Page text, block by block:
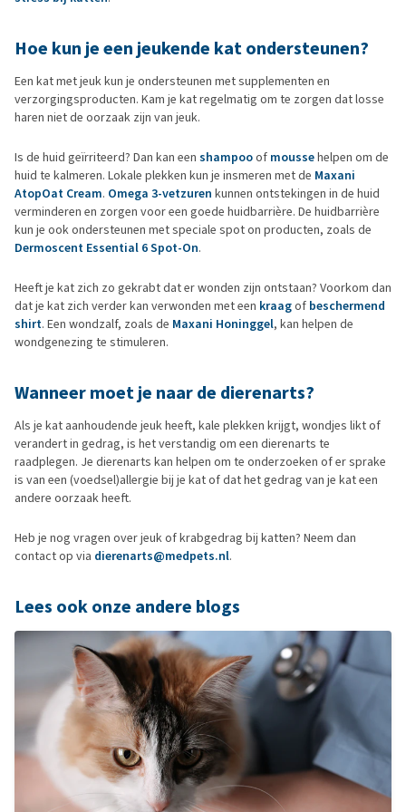
Hoe kun je een jeukende kat ondersteunen?
Een kat met jeuk kun je ondersteunen met supplementen en
verzorgingsproducten. Kam je kat regelmatig om te zorgen dat losse
haren niet de oorzaak zijn van jeuk.
Is de huid geïrriteerd? Dan kan een shampooof moussehelpen om de
huid te kalmeren. Lokale plekken kun je insmeren met de Maxani
AtopOat Cream. Omega 3-vetzuren kunnen ontstekingen in de huid
verminderen en zorgen voor een goede huidbarrière. De huidbarrière
kun je ook ondersteunen met speciale spot on producten, zoals de
Dermoscent Essential 6 Spot-On.
Heeft je kat zich zo gekrabt dat er wonden zijn ontstaan? Voorkom dan
dat je kat zich verder kan verwonden met een kraagof beschermend
shirt. Een wondzalf, zoals de Maxani Honinggel, kan helpen de
wondgenezing te stimuleren.
Wanneer moet je naar de dierenarts?
Als je kat aanhoudende jeuk heeft, kale plekken krijgt, wondjes likt of
verandert in gedrag, is het verstandig om een dierenarts te
raadplegen. Je dierenarts kan helpen om te onderzoeken of er sprake
is van een (voedsel)allergie bij je kat of dat het gedrag van je kat een
andere oorzaak heeft.
Heb je nog vragen over jeuk of krabgedrag bij katten? Neem dan
contact op via dierenarts@medpets.nl.
Lees ook onze andere blogs